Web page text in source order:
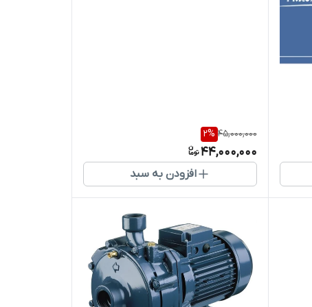
45,000,000
2%
44,000,000
افزودن به سبد